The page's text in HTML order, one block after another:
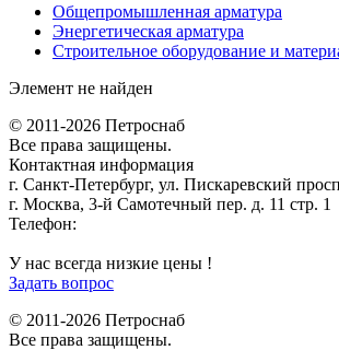
Общепромышленная арматура
Энергетическая арматура
Строительное оборудование и
Элемент не найден
© 2011-2026 Петроснаб
Все права защищены.
Контактная информация
г. Санкт-Петербург, ул. Пискаревский
г. Москва, 3-й Самотечный пер. д. 11 стр. 1
Телефон:
У нас всегда низкие цены !
Задать вопрос
© 2011-2026 Петроснаб
Все права защищены.